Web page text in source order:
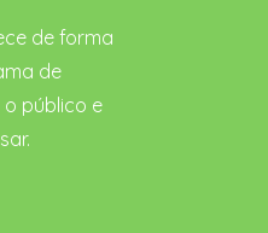
de forma
de
público e